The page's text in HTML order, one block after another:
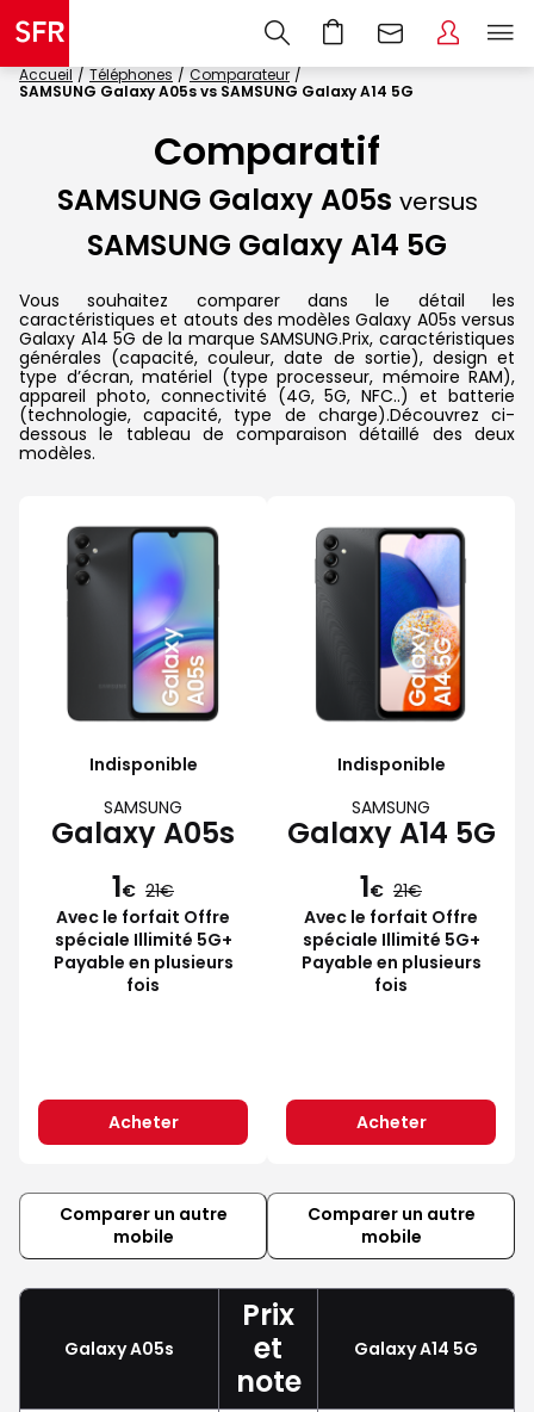
Accueil Téléphones
Comparateur
SAMSUNG Galaxy A05s vs SAMSUNG Galaxy A14 5G
Comparatif
SAMSUNG Galaxy A05s versus
SAMSUNG Galaxy A14 5G
Vous souhaitez comparer dans le détail les
caractéristiques et atouts des modèles Galaxy A05s versus
Galaxy A14 5G de la marque SAMSUNG.Prix, caractéristiques
générales (capacité, couleur, date de sortie), design et
type d’écran, matériel (type processeur, mémoire RAM),
appareil photo, connectivité (4G, 5G, NFC..) et batterie
(technologie, capacité, type de charge).Découvrez ci-
dessous le tableau de comparaison détaillé des deux
modèles.
Indisponible
SAMSUNG
Galaxy A05s
1€ 21
Avec le forfait Offre
spéciale Illimité 5G+
Payable en plusieurs
fois
Acheter
Indisponible
SAMSUNG
Galaxy A14 5G
1€ 21
Avec le forfait Offre
spéciale Illimité 5G+
Payable en plusieurs
fois
Acheter
Comparer un autre
mobile
Comparer un autre
mobile
Galaxy A05s
Prix
et
note
Galaxy A14 5G